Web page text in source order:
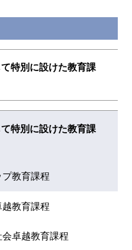
特別に設けた教育課
特別に設けた教育課
プ教育課程
教育課程
卓越教育課程